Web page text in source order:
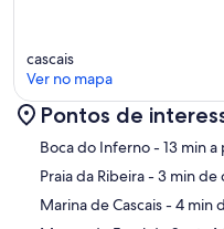
cascais
Ver no mapa
Pontos de
Boca do Inferno- 13 min a
Praia da Ribeira- 3 min de
Marina de Cascais- 4 min